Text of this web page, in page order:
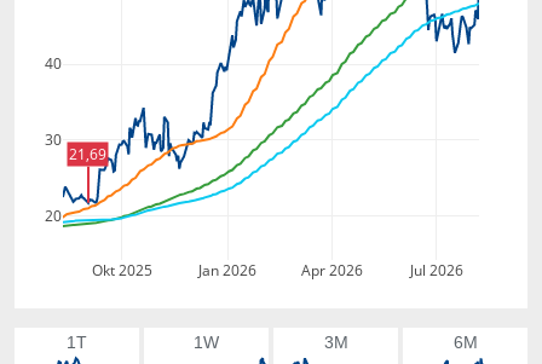
Okt 2025 Jan 2026 Apr 2026 Jul 2026
20
30
40
21,69
1T 1W 3M 6M